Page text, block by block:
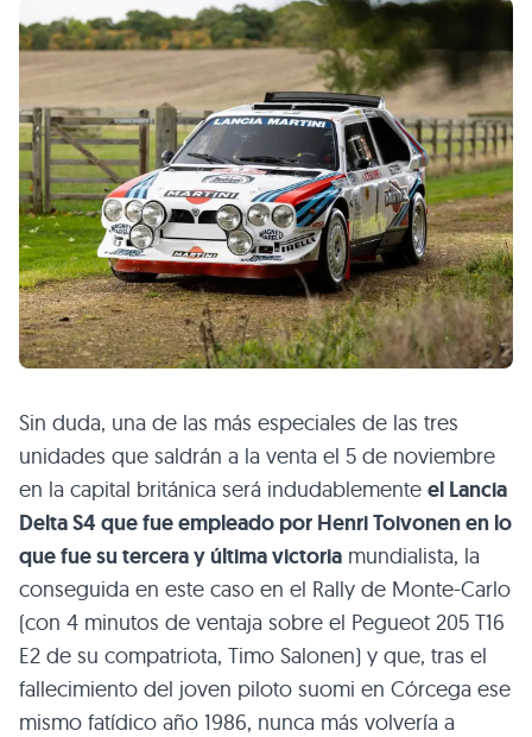
Sin duda, una de las más especiales de las tres
unidades que saldrán a la venta el 5 de noviembre
en la capital británica será indudablemente el Lancia
Delta S4 que fue empleado por Henri Toivonen en lo
que fue su tercera y última victoria mundialista, la
conseguida en este caso en el Rally de Monte-Carlo
(con 4 minutos de ventaja sobre el Pegueot 205 T16
E2 de su compatriota, Timo Salonen) y que, tras el
fallecimiento del joven piloto suomi en Córcega ese
mismo fatídico año 1986, nunca más volvería a